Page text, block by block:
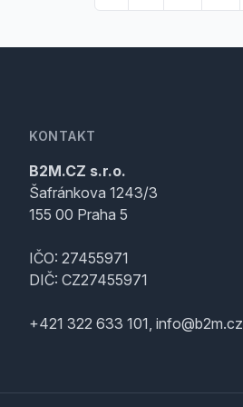
KONTAKT
B2M.CZ s.r.o.
Šafránkova 1243/3
155 00 Praha 5
IČO: 27455971
DIČ: CZ27455971
+421 322 633 101, info@b2m.cz